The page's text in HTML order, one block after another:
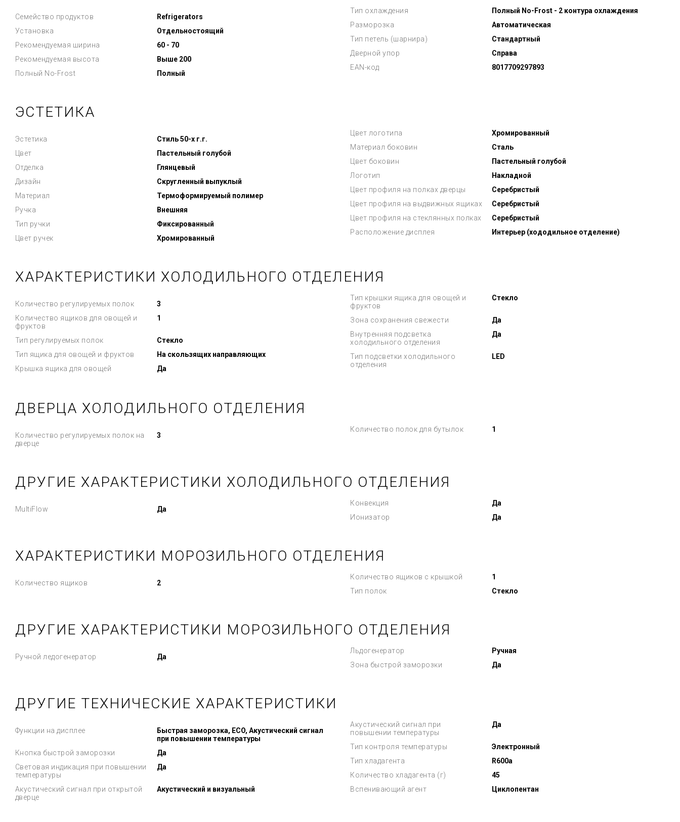
Семейство продуктов
Refrigerators
Установка
Отдельностоящий
Рекомендуемая ширина
60 - 70
Рекомендуемая высота
Выше 200
Полный No-Frost
Полный
Тип охлаждения
Полный No-Frost - 2 контура охлаждения
Разморозка
Автоматическая
Тип петель (шарнира)
Стандартный
Дверной упор
Справа
EAN-код
8017709297893
ЭСТЕТИКА
Эстетика
Стиль 50-х г.г.
Цвет
Пастельный голубой
Отделка
Глянцевый
Дизайн
Скругленный выпуклый
Материал
Термоформируемый полимер
Ручка
Внешняя
Тип ручки
Фиксированный
Цвет ручек
Хромированный
Цвет логотипа
Хромированный
Материал боковин
Сталь
Цвет боковин
Пастельный голубой
Логотип
Накладной
Цвет профиля на полках дверцы
Серебристый
Цвет профиля на выдвижных ящиках
Серебристый
Цвет профиля на стеклянных полках
Серебристый
Расположение дисплея
Интерьер (хододильное отделение)
ХАРАКТЕРИСТИКИ ХОЛОДИЛЬНОГО ОТДЕЛЕНИЯ
Количество регулируемых полок
3
Количество ящиков для овощей и
фруктов
1
Тип регулируемых полок
Стекло
Тип ящика для овощей и фруктов
На скользящих направляющих
Крышка ящика для овощей
Да
Тип крышки ящика для овощей и
фруктов
Стекло
Зона сохранения свежести
Да
Внутренняя подсветка
холодильного отделения
Да
Тип подсветки холодильного
отделения
LED
ДВЕРЦА ХОЛОДИЛЬНОГО ОТДЕЛЕНИЯ
Количество регулируемых полок на
дверце
3
Количество полок для бутылок 1
ДРУГИЕ ХАРАКТЕРИСТИКИ ХОЛОДИЛЬНОГО ОТДЕЛЕНИЯ
MultiFlow Да
Конвекция
Да
Ионизатор
Да
ХАРАКТЕРИСТИКИ МОРОЗИЛЬНОГО ОТДЕЛЕНИЯ
Количество ящиков 2
Количество ящиков с крышкой
1
Тип полок
Стекло
ДРУГИЕ ХАРАКТЕРИСТИКИ МОРОЗИЛЬНОГО ОТДЕЛЕНИЯ
Ручной ледогенератор Да
Льдогенератор
Ручная
Зона быстрой заморозки
Да
ДРУГИЕ ТЕХНИЧЕСКИЕ ХАРАКТЕРИСТИКИ
Функции на дисплее
Быстрая заморозка, ECO, Акустический сигнал
при повышении температуры
Кнопка быстрой заморозки
Да
Световая индикация при повышении
температуры
Да
Акустический сигнал при открытой
дверце
Акустический и визуальный
Акустический сигнал при
повышении температуры
Да
Тип контроля температуры
Электронный
Тип хладагента
R600a
Количество хладагента (г)
45
Вспенивающий агент
Циклопентан